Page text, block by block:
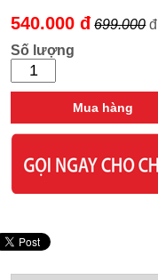
540.000 đ 699.000đ
Số lượng
Mua hàng